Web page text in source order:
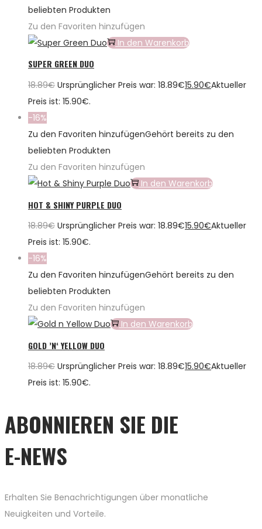
beliebten Produkten
Zu den Favoriten hinzufügen
In den Warenkorb
SUPER GREEN DUO
18.89€ Ursprünglicher Preis war: 18.89€15.90€Aktueller
Preis ist: 15.90€.
-16%
Zu den Favoriten hinzufügenGehört bereits zu den
beliebten Produkten
Zu den Favoriten hinzufügen
In den Warenkorb
HOT & SHINY PURPLE DUO
18.89€ Ursprünglicher Preis war: 18.89€15.90€Aktueller
Preis ist: 15.90€.
-16%
Zu den Favoriten hinzufügenGehört bereits zu den
beliebten Produkten
Zu den Favoriten hinzufügen
In den Warenkorb
GOLD ’N‘ YELLOW DUO
18.89€ Ursprünglicher Preis war: 18.89€15.90€Aktueller
Preis ist: 15.90€.
ABONNIEREN SIE DIE
E-NEWS
Erhalten Sie Benachrichtigungen über monatliche
Neuigkeiten und Vorteile.